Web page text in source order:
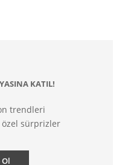
KATIL!
trendleri
özel sürprizler